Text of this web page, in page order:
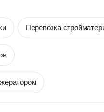
Перевозка